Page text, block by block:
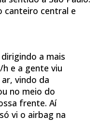
canteiro central e
a mais
e a gente viu
vindo da
no meio do
frente. Aí
vi o airbag na